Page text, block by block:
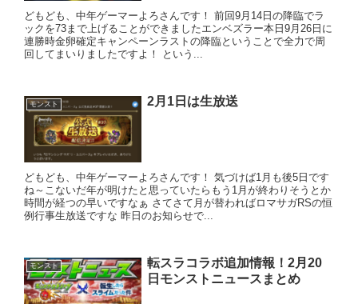
どもども、中年ゲーマーよろさんです！ 前回9月14日の降臨でラ
ックを73まで上げることができましたエンベズラー本日9月26日に
連勝時金卵確定キャンペーンラストの降臨ということで全力で周
回してまいりましたですよ！ という...
モンスト 2月1日は生放送
どもども、中年ゲーマーよろさんです！ 気づけば1月も後5日です
ね～こないだ年が明けたと思っていたらもう1月が終わりそうとか
時間が経つの早いですなぁ さてさて月が替わればロマサガRSの恒
例行事生放送ですな 昨日のお知らせで...
モンスト
転スラコラボ追加情報！2月20
日モンストニュースまとめ